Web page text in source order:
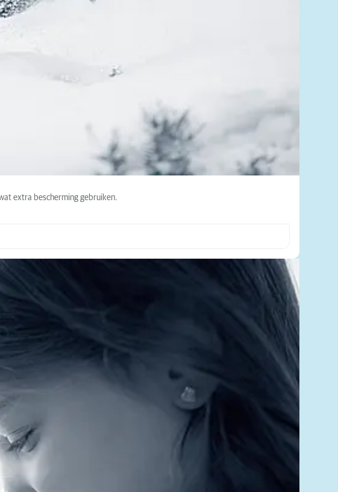
extra bescherming gebruiken.